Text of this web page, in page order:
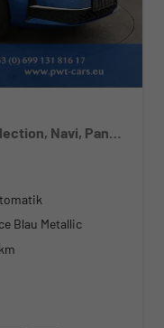
Blau Metallic